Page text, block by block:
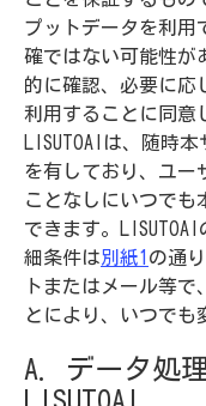
プットデータを利用
確ではない可能性が
的に確認、必要に応
利用することに同意
LISUTOAIは、随時
を有しており、ユー
ことなしにいつでも
できます。
細条件は別紙1 の通
トまたはメール等で、
とにより、いつでも
A. データ処
LISUTOAI